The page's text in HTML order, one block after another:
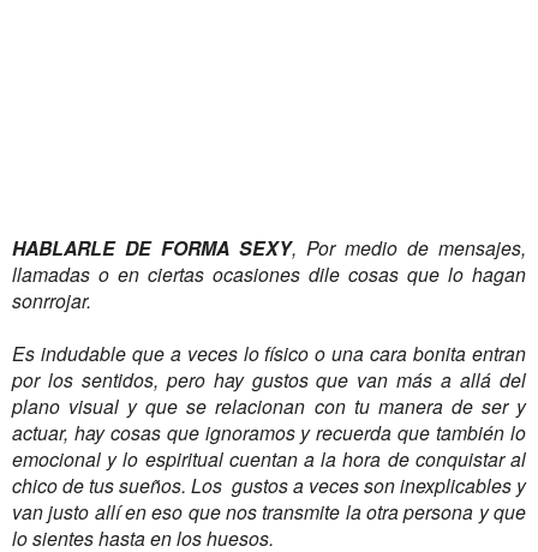
HABLARLE DE FORMA SEXY, Por medio de mensajes,
llamadas o en ciertas ocasiones dile cosas que lo hagan
sonrrojar.
Es indudable que a veces lo físico o una cara bonita entran
por los sentidos, pero hay gustos que van más a allá del
plano visual y que se relacionan con tu manera de ser y
actuar, hay cosas que ignoramos y recuerda que también lo
emocional y lo espiritual cuentan a la hora de conquistar al
chico de tus sueños. Los gustos a veces son inexplicables y
van justo allí en eso que nos transmite la otra persona y que
lo sientes hasta en los huesos.